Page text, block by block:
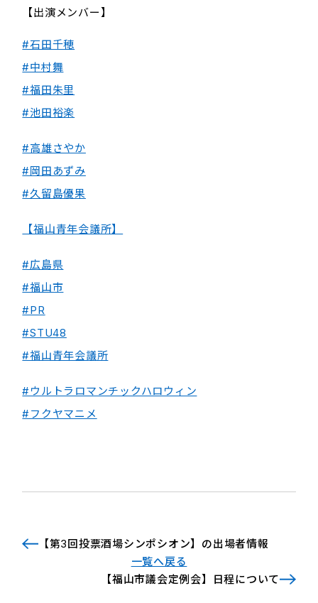
【出演メンバー】
#石田千穂
#中村舞
#福田朱里
#池田裕楽
#高雄さやか
#岡田あずみ
#久留島優果
【福山青年会議所】
#広島県
#福山市
#PR
#STU48
#福山青年会議所
#ウルトラロマンチックハロウィン
#フクヤマニメ
【第3回投票酒場シンポシオン】の出場者情報
一覧へ戻る
【福山市議会定例会】日程について